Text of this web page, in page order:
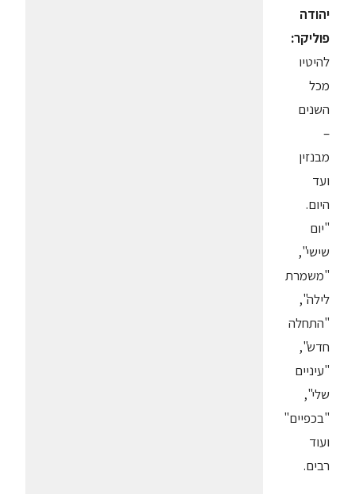
יהודה
פוליקר:
להיטיו
מכל
השנים
–
מבנזין
ועד
היום.
"יום
שישי",
"משמרת
לילה",
"התחלה
חדש",
"עיניים
שלי",
"בכפיים"
ועוד
רבים.